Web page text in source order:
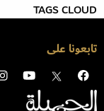
TAGS CLOUD
تابعونا على